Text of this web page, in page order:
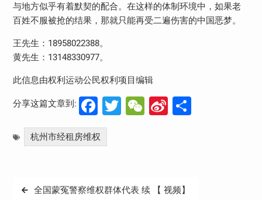
与地方似乎有着默契的配合。在这样的体制环境中，如果老
百姓不服被抢的结果，那就只能再受二遍伤害的中国恶梦。
王先生：18958022388。
黄先生：13148330977。
此信息由权利运动公民权利项目编辑
分享这篇文章到: Facebook
Twitter
WeChat
Sina分
杭州市经租房维权
文
全国蒙冤警察维权群体代表 续 【 视频】